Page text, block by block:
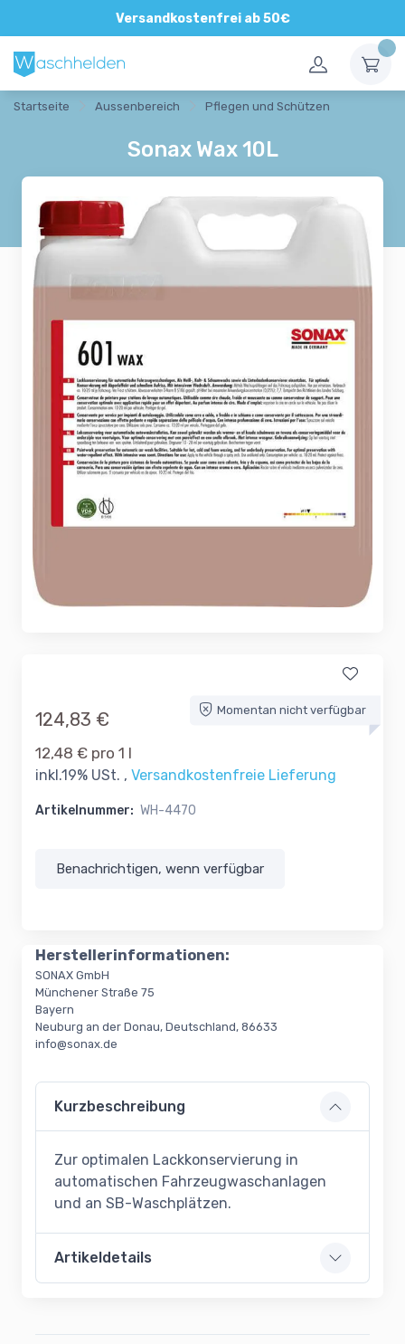
Versandkostenfrei ab 50€
Startseite Aussenbereich Pflegen und Schützen
Sonax Wax 10L
Momentan nicht verfügbar
124,83 €
12,48 € pro 1 l
inkl.19% USt. , Versandkostenfreie Lieferung
Artikelnummer: WH-4470
Benachrichtigen, wenn verfügbar
Herstellerinformationen:
SONAX GmbH
Münchener Straße 75
Bayern
Neuburg an der Donau, Deutschland, 86633
info@sonax.de
Kurzbeschreibung
Zur optimalen Lackkonservierung in
automatischen Fahrzeugwaschanlagen
und an SB-Waschplätzen.
Artikeldetails